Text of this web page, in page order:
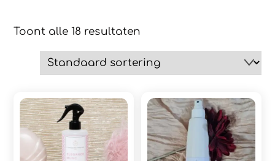
Toont alle 18 resultaten